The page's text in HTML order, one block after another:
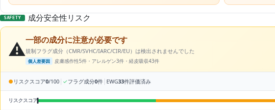
SAFETY 成分安全性リスク
⚠️一部の成分に注意が必要です
規制フラグ成分（CMR/SVHC/IARC/CIR/EU）は検出されませんでした
個人差要因 皮膚感作性5件・アレルゲン3件・経皮吸収43件
● リスクスコア0/100 | ✓フラグ成分0件 | EWG33件評価済み
リスクスコア